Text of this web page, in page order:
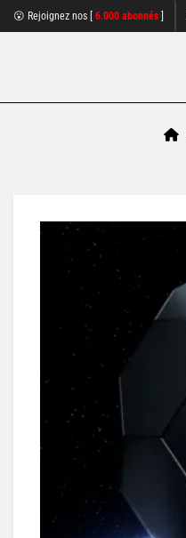
😮 Rejoignez nos [ 6.000 abonnés